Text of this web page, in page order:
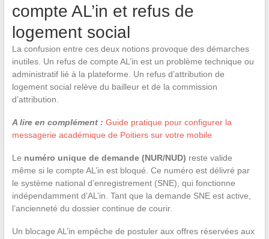
compte AL’in et refus de
logement social
La confusion entre ces deux notions provoque des démarches
inutiles. Un refus de compte AL’in est un problème technique ou
administratif lié à la plateforme. Un refus d’attribution de
logement social relève du bailleur et de la commission
d’attribution.
A lire en complément : Guide pratique pour configurer la
messagerie académique de Poitiers sur votre mobile
Le numéro unique de demande (NUR/NUD) reste valide
même si le compte AL’in est bloqué. Ce numéro est délivré par
le système national d’enregistrement (SNE), qui fonctionne
indépendamment d’AL’in. Tant que la demande SNE est active,
l’ancienneté du dossier continue de courir.
Un blocage AL’in empêche de postuler aux offres réservées aux